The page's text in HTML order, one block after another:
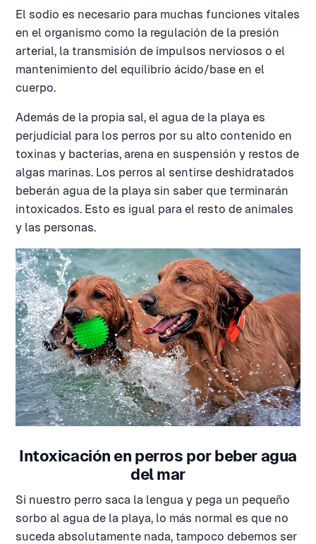
El sodio es necesario para muchas funciones vitales
en el organismo como la regulación de la presión
arterial, la transmisión de impulsos nerviosos o el
mantenimiento del equilibrio ácido/base en el
cuerpo.
Además de la propia sal, el agua de la playa es
perjudicial para los perros por su alto contenido en
toxinas y bacterias, arena en suspensión y restos de
algas marinas. Los perros al sentirse deshidratados
beberán agua de la playa sin saber que terminarán
intoxicados. Esto es igual para el resto de animales
y las personas.
Intoxicación en perros por beber agua
del mar
Si nuestro perro saca la lengua y pega un pequeño
sorbo al agua de la playa, lo más normal es que no
suceda absolutamente nada, tampoco debemos ser